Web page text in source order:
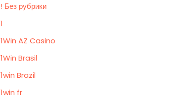
! Без рубрики
1
1Win AZ Casino
1Win Brasil
1win Brazil
1win fr